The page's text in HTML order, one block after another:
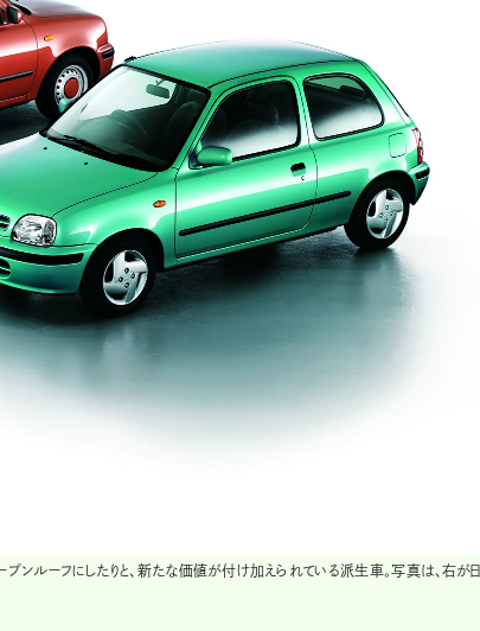
ンルーフにしたりと、新たな価値が付け加えられている派生車。写真は、右が日